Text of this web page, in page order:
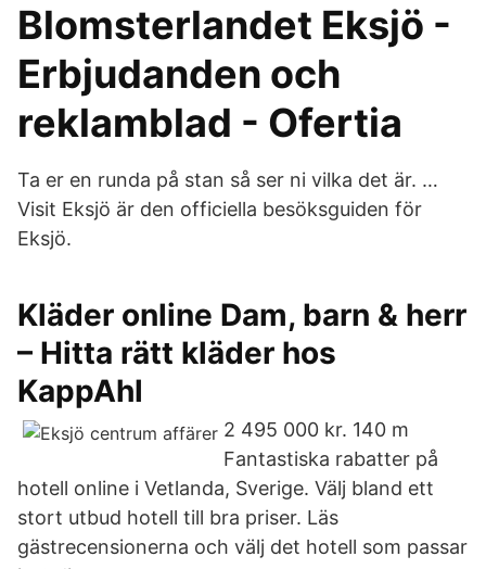
Blomsterlandet Eksjö -
Erbjudanden och
reklamblad - Ofertia
Ta er en runda på stan så ser ni vilka det är. …
Visit Eksjö är den officiella besöksguiden för
Eksjö.
Kläder online Dam, barn & herr
– Hitta rätt kläder hos
KappAhl
2 495 000 kr. 140 m
Fantastiska rabatter på
hotell online i Vetlanda, Sverige. Välj bland ett
stort utbud hotell till bra priser. Läs
gästrecensionerna och välj det hotell som passar